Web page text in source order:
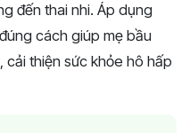
đến thai nhi. Áp dụng
cách giúp mẹ bầu
cải thiện sức khỏe hô hấp